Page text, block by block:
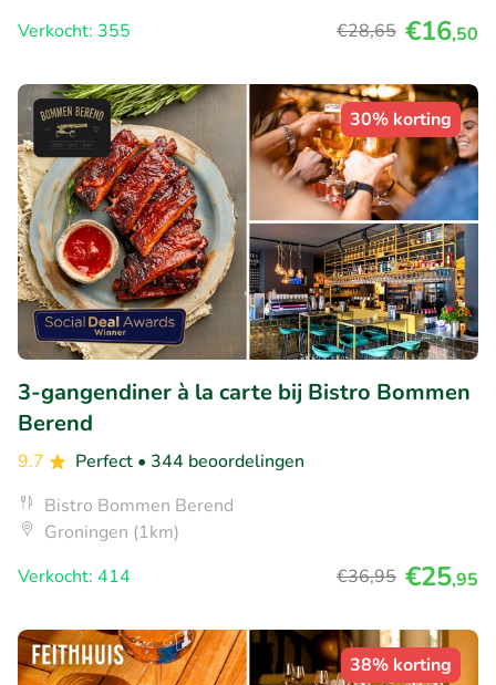
Verkocht: 355
€28,65 €16,50
30% korting
3-gangendiner à la carte bij Bistro Bommen
Berend
9.7 Perfect • 344 beoordelingen
Bistro Bommen Berend
Groningen (1km)
Verkocht: 414
€36,95 €25,95
38% korting